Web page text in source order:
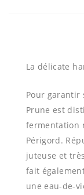
La délicate
Pour garantir
Prune est
fermentation
Périgord.
juteuse et
fait
une eau-de-